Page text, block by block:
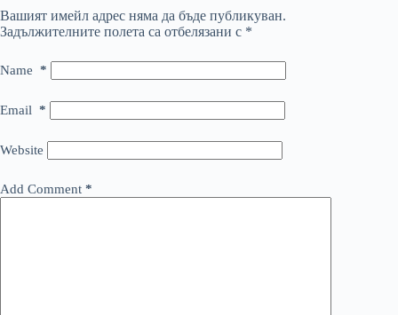
Вашият имейл адрес няма да бъде публикуван.
Задължителните полета са отбелязани с *
Name *
Email *
Website
Add Comment *